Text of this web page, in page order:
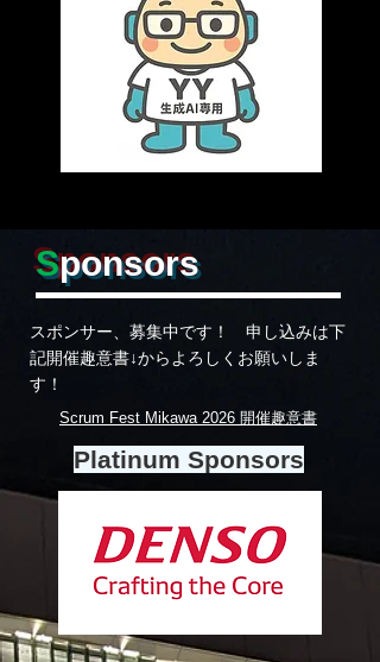
Sponsors
スポンサー、募集中です！ 申し込みは下
記開催趣意書↓からよろしくお願いしま
す！
Scrum Fest Mikawa 2026 開催趣意書
Platinum Sponsors